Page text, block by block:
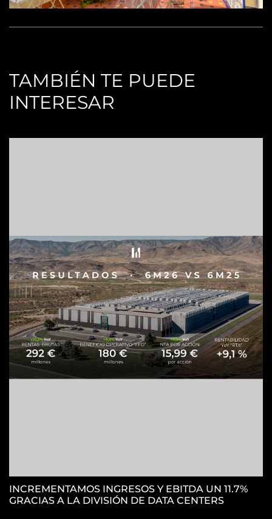
TAMBIÉN TE PUEDE
INTERESAR
INCREMENTAMOS INGRESOS Y EBITDA UN 11.7%
GRACIAS A LA DIVISIÓN DE DATA CENTERS